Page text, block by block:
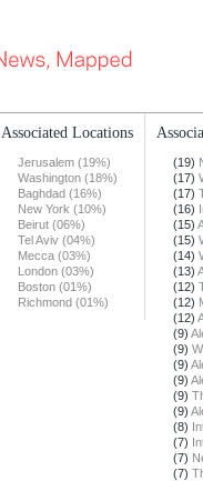
Associated Locations
Jerusalem (19%)
Washington (18%)
Baghdad (16%)
New York (10%)
Beirut (06%)
Tel Aviv (04%)
Mecca (03%)
London (03%)
Boston (01%)
Richmond (01%)
(19)
(17)
(17)
(16)
(15)
(15)
(14)
(13)
(12)
(12)
(12)
(9)
(9)
(9)
(9)
(9)
(9)
(8)
(7)
(7)
(7)